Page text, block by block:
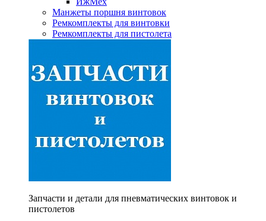
Манжеты поршня винтовок
Ремкомплекты для винтовки
Ремкомплекты для пистолета
Запчасти и детали для пневматических винтовок и
пистолетов